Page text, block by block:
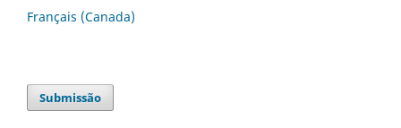
Français (Canada)
Submissão